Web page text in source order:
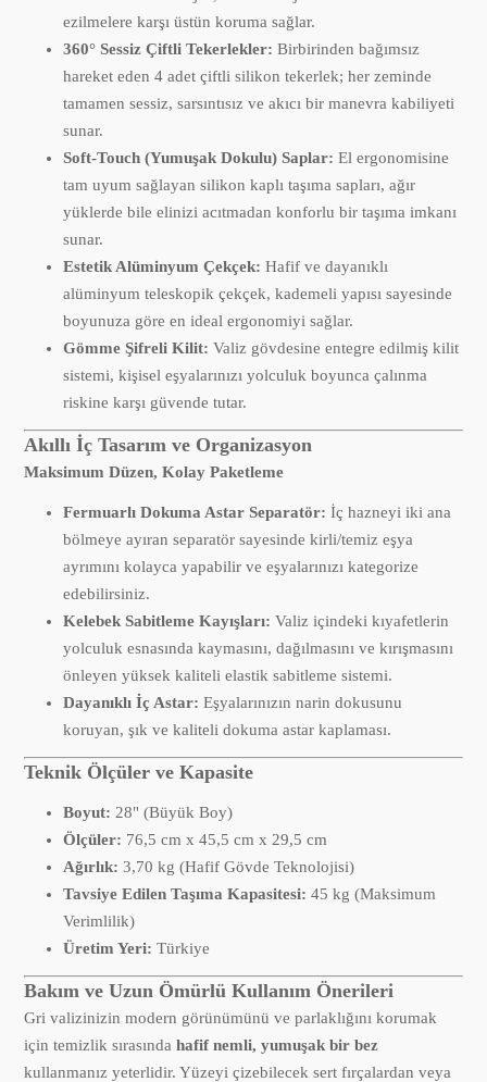
ezilmelere karşı üstün koruma sağlar.
360° Sessiz Çiftli Tekerlekler: Birbirinden bağımsız
hareket eden 4 adet çiftli silikon tekerlek; her zeminde
tamamen sessiz, sarsıntısız ve akıcı bir manevra kabiliyeti
sunar.
Soft-Touch (Yumuşak Dokulu) Saplar: El ergonomisine
tam uyum sağlayan silikon kaplı taşıma sapları, ağır
yüklerde bile elinizi acıtmadan konforlu bir taşıma imkanı
sunar.
Estetik Alüminyum Çekçek: Hafif ve dayanıklı
alüminyum teleskopik çekçek, kademeli yapısı sayesinde
boyunuza göre en ideal ergonomiyi sağlar.
Gömme Şifreli Kilit: Valiz gövdesine entegre edilmiş kilit
sistemi, kişisel eşyalarınızı yolculuk boyunca çalınma
riskine karşı güvende tutar.
Akıllı İç Tasarım ve Organizasyon
Maksimum Düzen, Kolay Paketleme
Fermuarlı Dokuma Astar Separatör: İç hazneyi iki ana
bölmeye ayıran separatör sayesinde kirli/temiz eşya
ayrımını kolayca yapabilir ve eşyalarınızı kategorize
edebilirsiniz.
Kelebek Sabitleme Kayışları: Valiz içindeki kıyafetlerin
yolculuk esnasında kaymasını, dağılmasını ve kırışmasını
önleyen yüksek kaliteli elastik sabitleme sistemi.
Dayanıklı İç Astar: Eşyalarınızın narin dokusunu
koruyan, şık ve kaliteli dokuma astar kaplaması.
Teknik Ölçüler ve Kapasite
Boyut: 28" (Büyük Boy)
Ölçüler: 76,5 cm x 45,5 cm x 29,5 cm
Ağırlık: 3,70 kg (Hafif Gövde Teknolojisi)
Tavsiye Edilen Taşıma Kapasitesi: 45 kg (Maksimum
Verimlilik)
Üretim Yeri: Türkiye
Bakım ve Uzun Ömürlü Kullanım Önerileri
Gri valizinizin modern görünümünü ve parlaklığını korumak
için temizlik sırasındahafif nemli, yumuşak bir bez
kullanmanız yeterlidir. Yüzeyi çizebilecek sert fırçalardan veya